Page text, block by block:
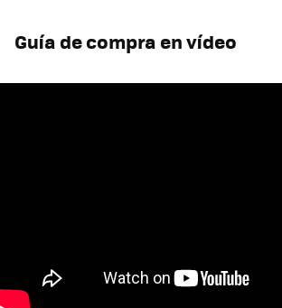
Guía de compra en vídeo